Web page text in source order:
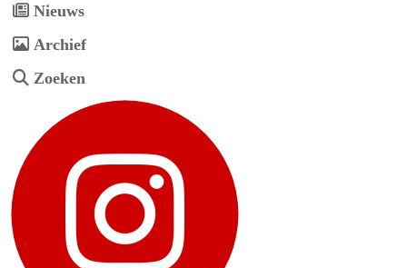
Nieuws
Archief
Zoeken